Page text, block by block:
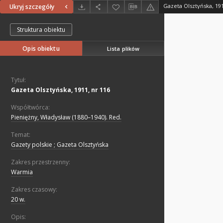
Ukryj szczegóły Gazeta Olsztyńska,
Struktura obiektu
Opis obiektu Lista plików
Tytuł:
Gazeta Olsztyńska, 1911, nr 116
Współtwórca:
Pieniężny, Władysław (1880–1940). Red.
Temat:
Gazety polskie ; Gazeta Olsztyńska
Zakres przestrzenny:
Warmia
Zakres czasowy:
20 w.
Opis: